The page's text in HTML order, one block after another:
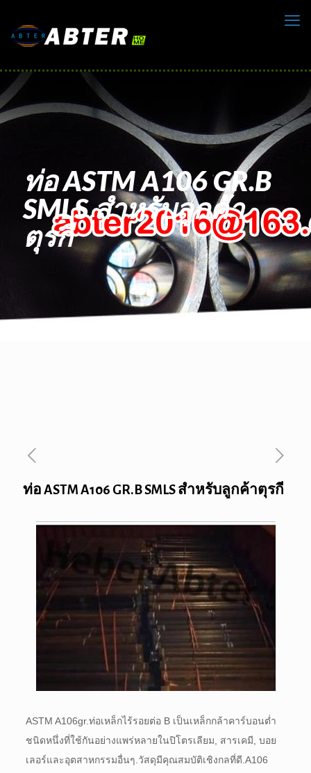
ท่อ ASTM A106 GR.B
SMLS สำหรับลูกค้า
ตุรกี
ท่อ ASTM A106 GR.B SMLS สำหรับลูกค้าตุรกี
ASTM A106gr.ท่อเหล็กไร้รอยต่อ B เป็นเหล็กกล้าคาร์บอนต่ำ
ชนิดหนึ่งที่ใช้กันอย่างแพร่หลายในปิโตรเลียม, สารเคมี, บอย
เลอร์และอุตสาหกรรมอื่นๆ. วัสดุมีคุณสมบัติเชิงกลที่ดี. A106